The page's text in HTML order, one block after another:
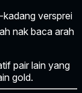
versprei
nak baca arah
pair lain yang
gold.